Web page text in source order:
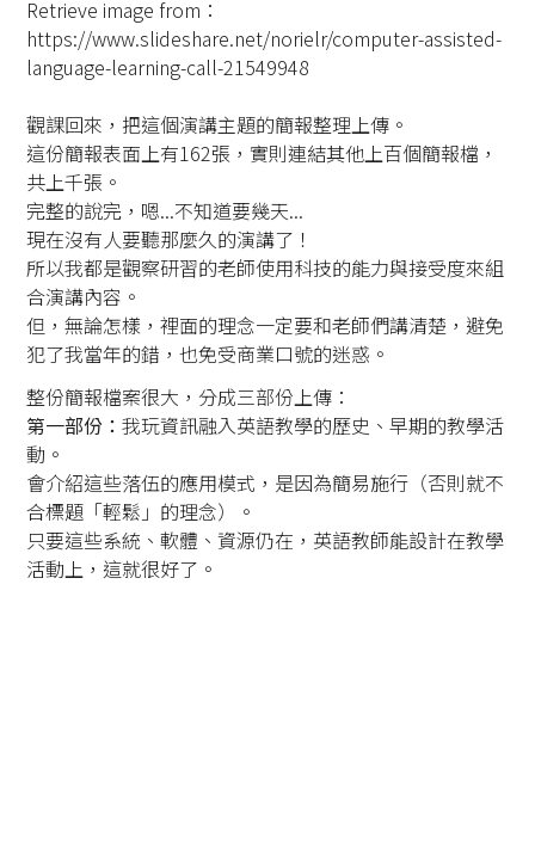
Retrieve image from：
https://www.slideshare.net/norielr/computer-assisted-
language-learning-call-21549948
觀課回來，把這個演講主題的簡報整理上傳。
這份簡報表面上有162張，實則連結其他上百個簡報檔，
共上千張。
完整的說完，嗯...不知道要幾天...
現在沒有人要聽那麼久的演講了！
所以我都是觀察研習的老師使用科技的能力與接受度來組
合演講內容。
但，無論怎樣，裡面的理念一定要和老師們講清楚，避免
犯了我當年的錯，也免受商業口號的迷惑。
整份簡報檔案很大，分成三部份上傳：
第一部份： 我玩資訊融入英語教學的歷史、早期的教學活
動。
會介紹這些落伍的應用模式，是因為簡易施行（否則就不
合標題「輕鬆」的理念）。
只要這些系統、軟體、資源仍在，英語教師能設計在教學
活動上，這就很好了。